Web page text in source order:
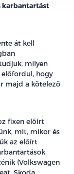
karbantartást
át kell
milyen
előfordul, hogy
majd a kötelező
fixen előírt
mit, mikor és
az előírt
(Volkswagen
Skoda,